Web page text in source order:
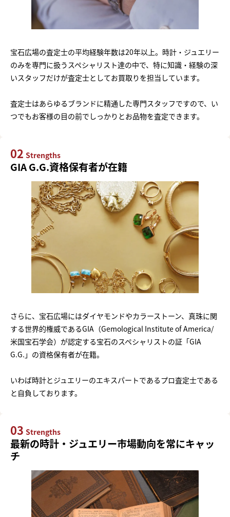
宝石広場の査定士の平均経験年数は20年以上。時計・ジュエリー
のみを専門に扱うスペシャリスト達の中で、特に知識・経験の深
いスタッフだけが査定士としてお買取りを担当しています。
査定士はあらゆるブランドに精通した専門スタッフですので、い
つでもお客様の目の前でしっかりとお品物を査定できます。
02 Strengths
GIA G.G.資格保有者が在籍
さらに、宝石広場にはダイヤモンドやカラーストーン、真珠に関
する世界的権威であるGIA（Gemological Institute of America/
米国宝石学会）が認定する宝石のスペシャリストの証「GIA
G.G.」の資格保有者が在籍。
いわば時計とジュエリーのエキスパートであるプロ査定士である
と自負しております。
03 Strengths
最新の時計・ジュエリー市場動向を常にキャッ
チ